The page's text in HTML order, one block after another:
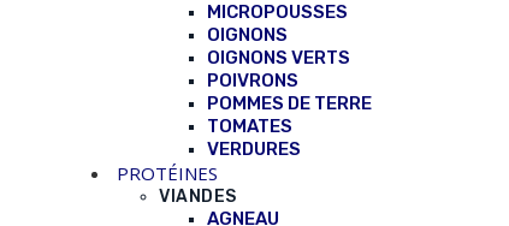
MICROPOUSSES
OIGNONS
OIGNONS VERTS
POIVRONS
POMMES DE TERRE
TOMATES
VERDURES
PROTÉINES
VIANDES
AGNEAU